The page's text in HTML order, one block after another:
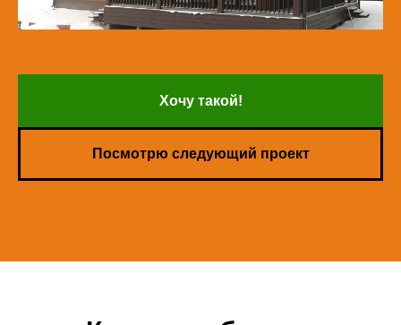
Хочу такой!
Посмотрю следующий проект